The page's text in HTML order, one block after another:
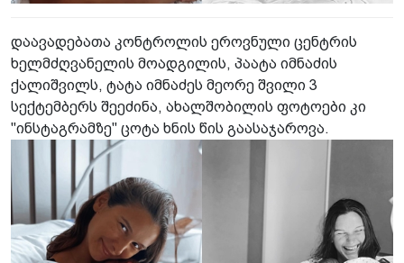
დაავადებათა კონტროლის ეროვნული ცენტრის
ხელმძღვანელის მოადგილის, პაატა იმნაძის
ქალიშვილს, ტატა იმნაძეს მეორე შვილი 3
სექტემბერს შეეძინა, ახალშობილის ფოტოები კი
"ინსტაგრამზე" ცოტა ხნის წის გაასაჯაროვა.